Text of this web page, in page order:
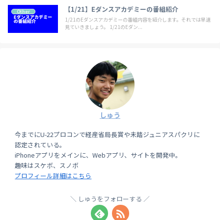
Other 【1/21】Eダンスアカデミーの番組紹介
1/21のEダンスアカデミーの番組内容を紹介します。それでは早速
見ていきましょう。 1/21のEダン...
しゅう
今までにU-22プロコンで経産省局長賞や未踏ジュニアスパクリに
認定されている。
iPhoneアプリをメインに、Webアプリ、サイトを開発中。
趣味はスケボ、スノボ
プロフィール詳細はこちら
しゅうをフォローする